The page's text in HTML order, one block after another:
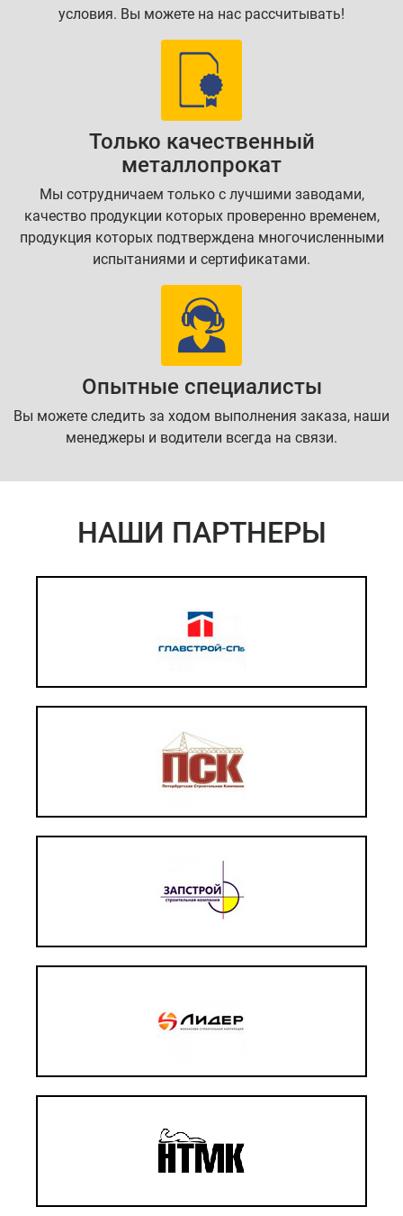
условия. Вы можете на нас рассчитывать!
Только качественный
металлопрокат
Мы сотрудничаем только с лучшими заводами,
качество продукции которых проверенно временем,
продукция которых подтверждена многочисленными
испытаниями и сертификатами.
Опытные специалисты
Вы можете следить за ходом выполнения заказа, наши
менеджеры и водители всегда на связи.
НАШИ ПАРТНЕРЫ